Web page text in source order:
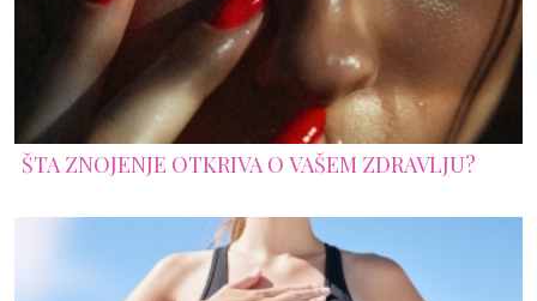
ŠTA ZNOJENJE OTKRIVA O VAŠEM ZDRAVLJU?